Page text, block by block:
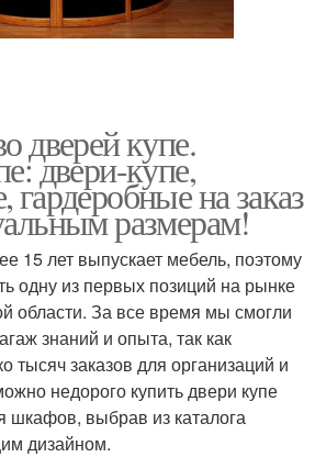
дверей купе.
двери-купе,
на заказ
размерам!
15 лет выпускает мебель, поэтому
одну из первых позиций на рынке
области. За все время мы смогли
знаний и опыта, так как
тысяч заказов для организаций и
недорого купить двери купе
шкафов, выбрав из каталога
дизайном.